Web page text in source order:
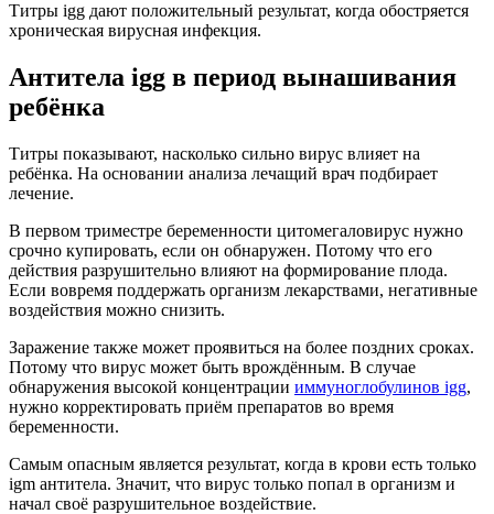
Титры igg дают положительный результат, когда обостряется
хроническая вирусная инфекция.
Антитела igg в период вынашивания
ребёнка
Титры показывают, насколько сильно вирус влияет на
ребёнка. На основании анализа лечащий врач подбирает
лечение.
В первом триместре беременности цитомегаловирус нужно
срочно купировать, если он обнаружен. Потому что его
действия разрушительно влияют на формирование плода.
Если вовремя поддержать организм лекарствами, негативные
воздействия можно снизить.
Заражение также может проявиться на более поздних сроках.
Потому что вирус может быть врождённым. В случае
обнаружения высокой концентрации иммуноглобулинов igg,
нужно корректировать приём препаратов во время
беременности.
Самым опасным является результат, когда в крови есть только
igm антитела. Значит, что вирус только попал в организм и
начал своё разрушительное воздействие.